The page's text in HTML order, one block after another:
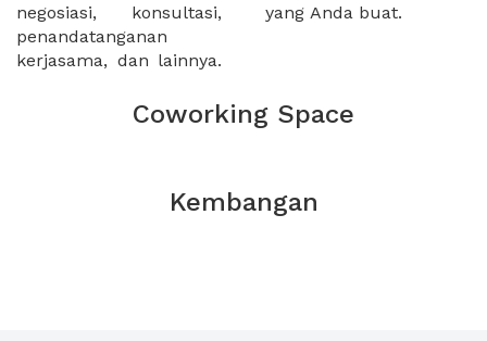
negosiasi, konsultasi,
penandatanganan
kerjasama, dan lainnya.
yang Anda buat.
Coworking Space
Kembangan